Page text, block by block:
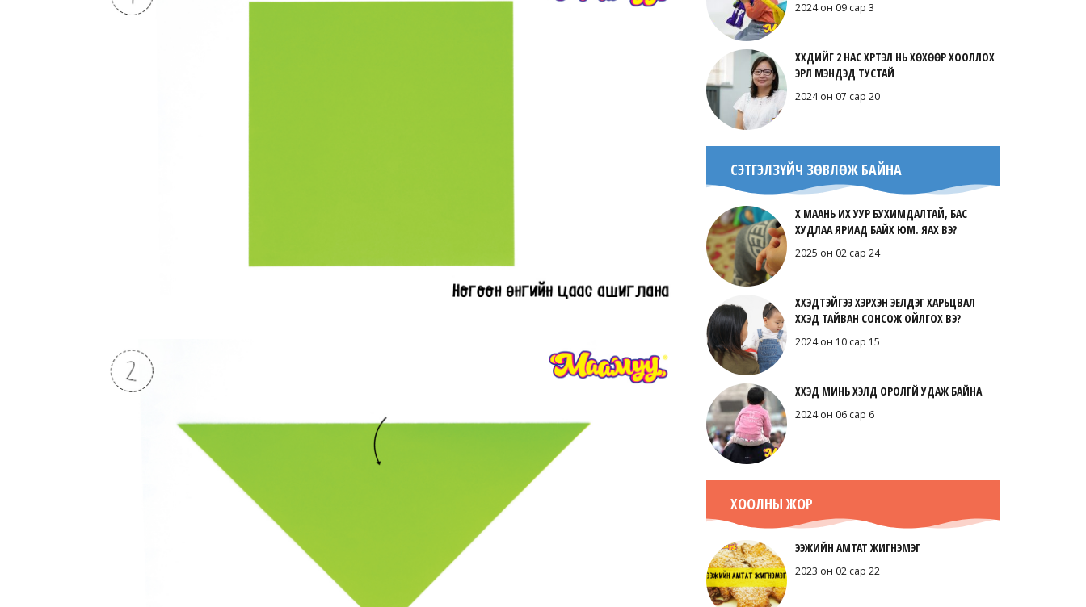
2024 он 09 сар 3
ХҮҮХДИЙГ 2 НАС ХҮРТЭЛ НЬ ХӨХӨӨР ХООЛЛОХ
ЭРҮҮЛ МЭНДЭД ТУСТАЙ
2024 он 07 сар 20
СЭТГЭЛЗҮЙЧ ЗӨВЛӨЖ БАЙНА
ХҮҮ МААНЬ ИХ УУР БУХИМДАЛТАЙ, БАС
ХУДЛАА ЯРИАД БАЙХ ЮМ. ЯАХ ВЭ?
2025 он 02 сар 24
ХҮҮХЭДТЭЙГЭЭ ХЭРХЭН ЭЕЛДЭГ ХАРЬЦВАЛ
ХҮҮХЭД ТАЙВАН СОНСОЖ ОЙЛГОХ ВЭ?
2024 он 10 сар 15
ХҮҮХЭД МИНЬ ХЭЛД ОРОЛГҮЙ УДАЖ БАЙНА
2024 он 06 сар 6
ХООЛНЫ ЖОР
ЭЭЖИЙН АМТАТ ЖИГНЭМЭГ
2023 он 02 сар 22